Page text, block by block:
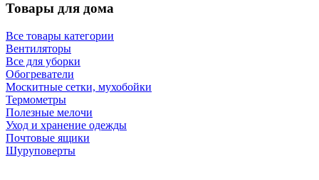
Товары для дома
Все товары категории
Вентиляторы
Все для уборки
Обогреватели
Москитные сетки, мухобойки
Термометры
Полезные мелочи
Уход и хранение одежды
Почтовые ящики
Шуруповерты